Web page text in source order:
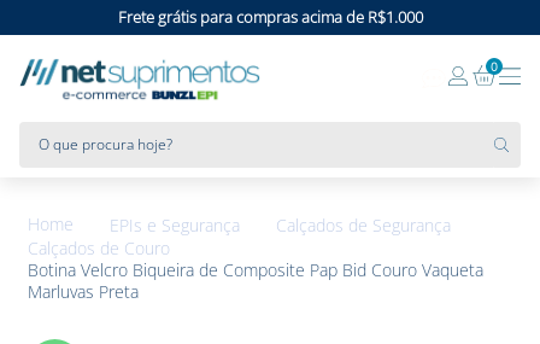
Frete grátis para compras acima de R$1.000
0
EPIs e Segurança
Calçados de Segurança
Calçados de Couro
Botina Velcro Biqueira de Composite Pap Bid Couro Vaqueta
Marluvas Preta